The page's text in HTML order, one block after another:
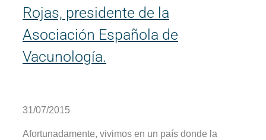
Rojas, presidente de la
Asociación Española de
Vacunología.
31/07/2015
Afortunadamente, vivimos en un país donde la